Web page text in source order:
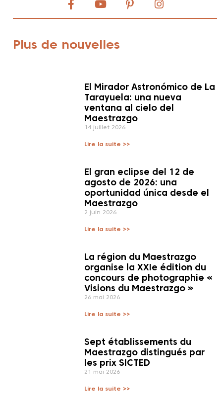
Plus de nouvelles
El Mirador Astronómico de La
Tarayuela: una nueva
ventana al cielo del
Maestrazgo
14 juillet 2026
Lire la suite >>
El gran eclipse del 12 de
agosto de 2026: una
oportunidad única desde el
Maestrazgo
2 juin 2026
Lire la suite >>
La région du Maestrazgo
organise la XXIe édition du
concours de photographie «
Visions du Maestrazgo »
26 mai 2026
Lire la suite >>
Sept établissements du
Maestrazgo distingués par
les prix SICTED
21 mai 2026
Lire la suite >>